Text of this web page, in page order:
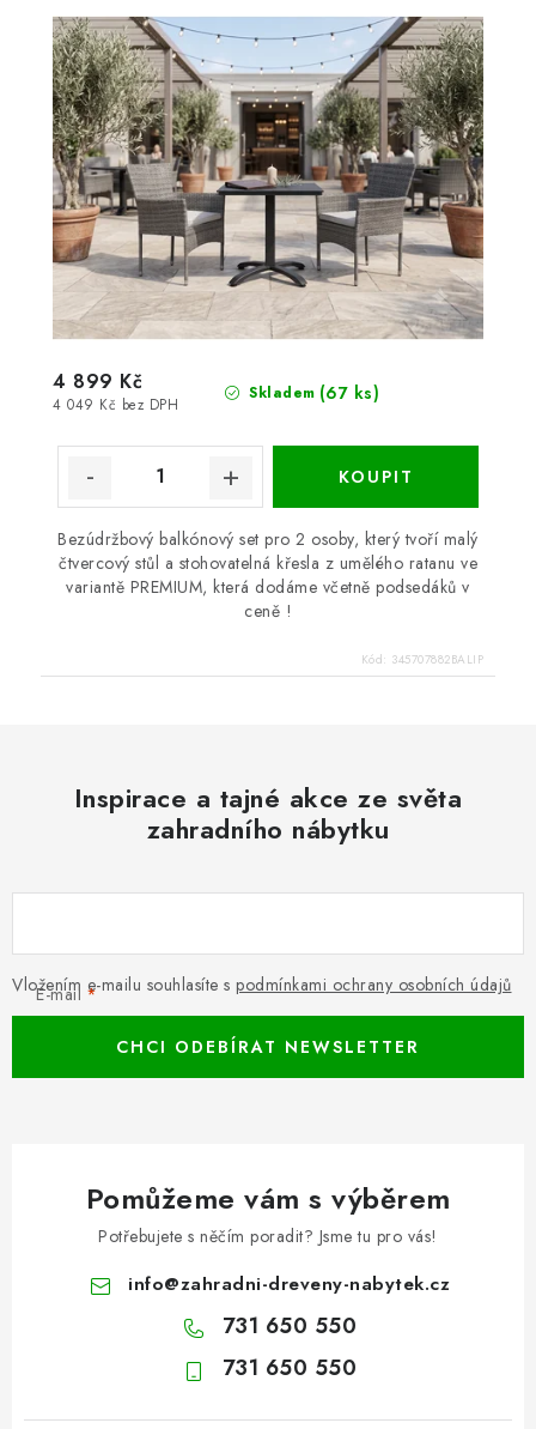
Skladem (67 ks)
4 049 Kč bez DPH
4 899 Kč
Bezúdržbový balkónový set pro 2 osoby, který tvoří malý
čtvercový stůl a stohovatelná křesla z umělého ratanu ve
variantě PREMIUM, která dodáme včetně podsedáků v
ceně !
Kód: 345707882BALIP
Inspirace a tajné akce ze světa
zahradního nábytku
E-mail
Vložením e-mailu souhlasíte s podmínkami ochrany osobních údajů
CHCI ODEBÍRAT NEWSLETTER
Pomůžeme vám s výběrem
Potřebujete s něčím poradit? Jsme tu pro vás!
info@zahradni-dreveny-nabytek.cz
731 650 550
731 650 550